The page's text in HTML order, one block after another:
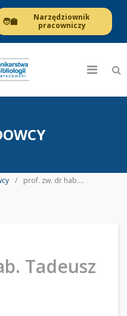
🧑‍🏫
Narzędziownik
pracowniczy
prof. zw. dr hab. Tadeusz Kononiuk
Tadeusz